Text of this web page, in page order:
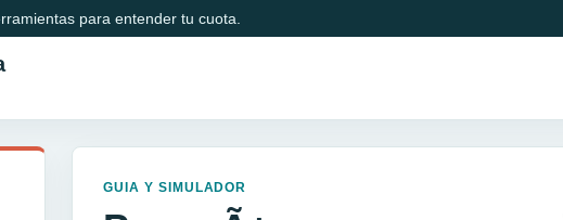
para entender tu cuota.
GUIA Y SIMULADOR